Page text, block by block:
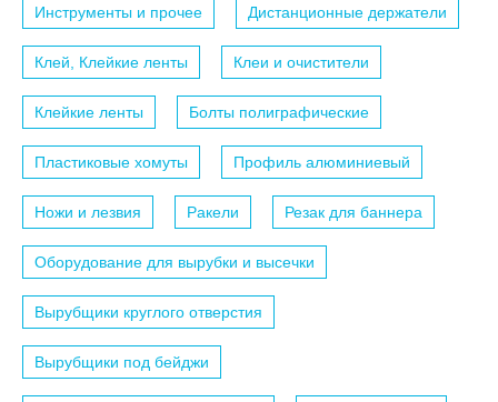
Инструменты и прочее Дистанционные держатели
Клей, Клейкие ленты Клеи и очистители
Клейкие ленты Болты полиграфические
Пластиковые хомуты Профиль алюминиевый
Ножи и лезвия Ракели Резак для баннера
Оборудование для вырубки и высечки
Вырубщики круглого отверстия
Вырубщики под бейджи